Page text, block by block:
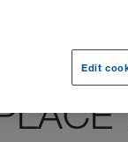
Edit